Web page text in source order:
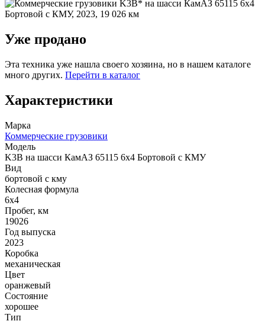
Уже продано
Эта техника уже нашла своего хозяина, но в нашем каталоге
много других. Перейти в каталог
Характеристики
Марка
Коммерческие грузовики
Модель
K3B на шасси КамАЗ 65115 6x4 Бортовой с КМУ
Вид
бортовой с кму
Колесная формула
6x4
Пробег, км
19026
Год выпуска
2023
Коробка
механическая
Цвет
оранжевый
Состояние
хорошее
Тип